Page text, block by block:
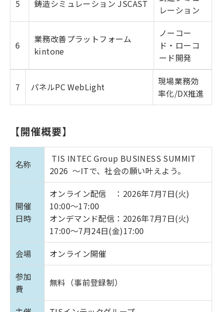
5 鋳造シミュレーション JSCAST
レーション
6
業務改善プラットフォーム
kintone
ノーコー
ド・ローコ
ード開発
7 パネルPC WebLight
現場業務効
率化/DX推進
【開催概要】
名称
TIS INTEC Group BUSINESS SUMMIT
2026 ～ITで、社会の願い叶えよう。
開催
日時
オンライン配信 ：2026年7月7日(火)
10:00～17:00
オンデマンド配信：2026年7月7日(火)
17:00～7月24日(金)17:00
会場
オンライン開催
参加
費
無料（事前登録制）